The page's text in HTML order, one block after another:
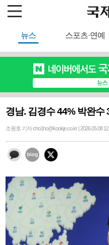
뉴스 스포츠·연예
경남. 김경수 44% 박완
조원호 기자 cho1ho@kookje.co.kr | 2026.05.08